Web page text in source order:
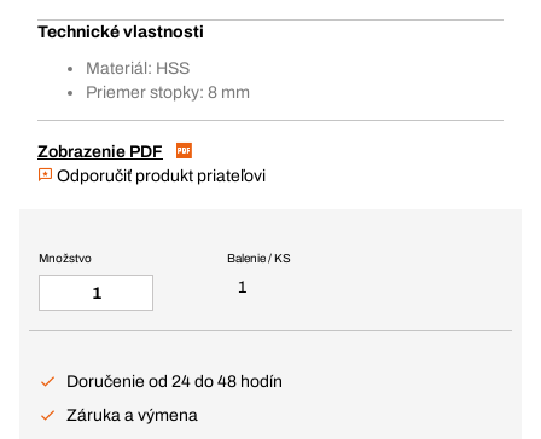
Technické vlastnosti
Materiál: HSS
Priemer stopky: 8 mm
Zobrazenie PDF
Odporučiť produkt priateľovi
Balenie / KS
1
Množstvo
Doručenie od 24 do 48 hodín
Záruka a výmena